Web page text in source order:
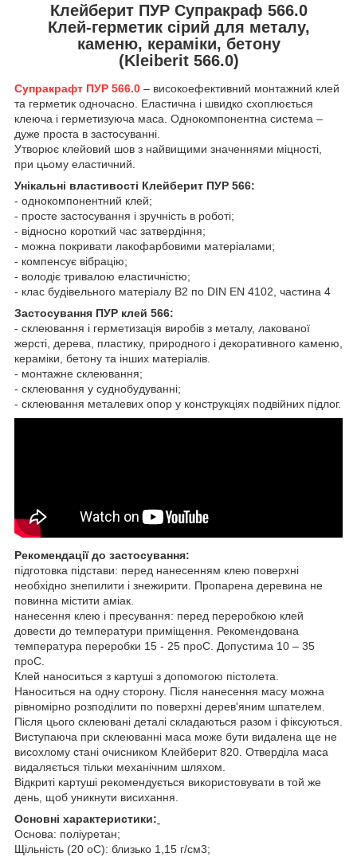
Клейберит ПУР Супракраф 566.0
Клей-герметик сірий для металу,
каменю, кераміки, бетону
(Kleiberit 566.0)
Супракрафт ПУР 566.0 – високоефективний монтажний клей
та герметик одночасно. Еластична і швидко схоплюється
клеюча і герметизуюча маса. Однокомпонентна система –
дуже проста в застосуванні.
Утворює клейовий шов з найвищими значеннями міцності,
при цьому еластичний.
Унікальні властивості Клейберит ПУР 566:
- однокомпонентний клей;
- просте застосування і зручність в роботі;
- відносно короткий час затвердіння;
- можна покривати лакофарбовими матеріалами;
- компенсує вібрацію;
- володіє тривалою еластичністю;
- клас будівельного матеріалу B2 по DIN EN 4102, частина 4
Застосування ПУР клей 566:
- склеювання і герметизація виробів з металу, лакованої
жерсті, дерева, пластику, природного і декоративного каменю,
кераміки, бетону та інших матеріалів.
- монтажне склеювання;
- склеювання у суднобудуванні;
- склеювання металевих опор у конструкціях подвійних підлог.
Рекомендації до застосування:
підготовка підстави: перед нанесенням клею поверхні
необхідно знепилити і знежирити. Пропарена деревина не
повинна містити аміак.
нанесення клею і пресування: перед переробкою клей
довести до температури приміщення. Рекомендована
температура переробки 15 - 25 проС. Допустима 10 – 35
проС.
Клей наноситься з картуші з допомогою пістолета.
Наноситься на одну сторону. Після нанесення масу можна
рівномірно розподілити по поверхні дерев'яним шпателем.
Після цього склеювані деталі складаються разом і фіксуються.
Виступаюча при склеюванні маса може бути видалена ще не
висохлому стані очисником Клейберит 820. Отверділа маса
видаляється тільки механічним шляхом.
Відкриті картуші рекомендується використовувати в той же
день, щоб уникнути висихання.
Основні характеристики:
Основа: поліуретан;
Щільність (20 оС): близько 1,15 г/см3;